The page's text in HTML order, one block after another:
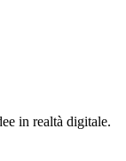
in realtà digitale.